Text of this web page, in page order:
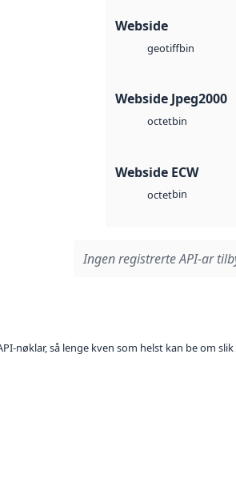
Webside
geotiffbin
Webside Jpeg2000
octetbin
Webside ECW
octetbin
Ingen registrerte API-ar
nøklar, så lenge kven som helst kan be om